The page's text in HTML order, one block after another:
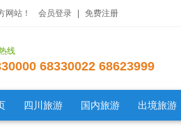
网站！ 会员登录 免费注册
线
68330022 68623999
四川旅游 国内旅游 出境旅游